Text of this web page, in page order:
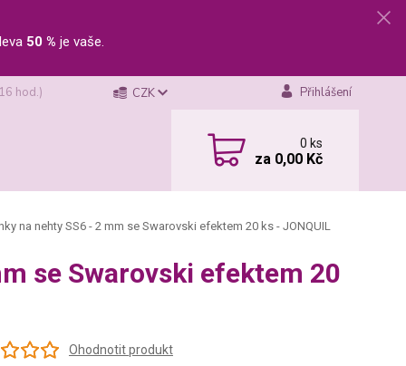
50 % je vaše.
CZK Přihlášení
hod.)
0ks
za 0,00 Kč
na nehty SS6 - 2 mm se Swarovski efektem 20 ks - JONQUIL
se Swarovski efektem 20
Ohodnotit produkt